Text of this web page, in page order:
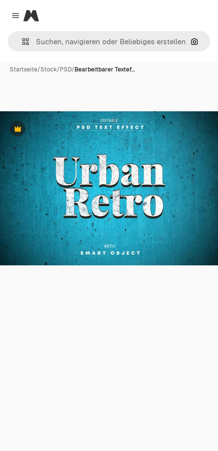
Close menu
Magnific
Nach
Startseite/Stock/PSD/Bearbeitbarer Textef…
Premium